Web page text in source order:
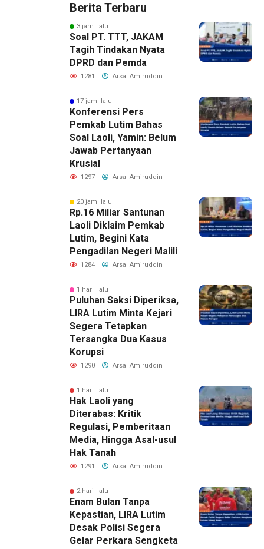
Berita Terbaru
3 jam lalu
Soal PT. TTT, JAKAM
Tagih Tindakan Nyata
DPRD dan Pemda
1281 Arsal Amiruddin
17 jam lalu
Konferensi Pers
Pemkab Lutim Bahas
Soal Laoli, Yamin: Belum
Jawab Pertanyaan
Krusial
1297 Arsal Amiruddin
20 jam lalu
Rp.16 Miliar Santunan
Laoli Diklaim Pemkab
Lutim, Begini Kata
Pengadilan Negeri Malili
1284 Arsal Amiruddin
1 hari lalu
Puluhan Saksi Diperiksa,
LIRA Lutim Minta Kejari
Segera Tetapkan
Tersangka Dua Kasus
Korupsi
1290 Arsal Amiruddin
1 hari lalu
Hak Laoli yang
Diterabas: Kritik
Regulasi, Pemberitaan
Media, Hingga Asal-usul
Hak Tanah
1291 Arsal Amiruddin
2 hari lalu
Enam Bulan Tanpa
Kepastian, LIRA Lutim
Desak Polisi Segera
Gelar Perkara Sengketa